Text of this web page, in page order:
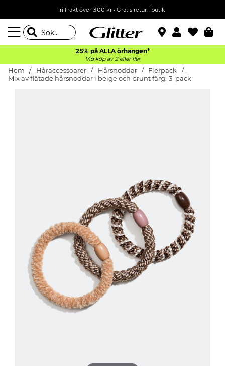
Fri frakt över 300 kr• Gratis retur i butik
25% på ALLA örhängen*
Vid köp av 2 eller fler
Hem Håraccessoarer Hårsnoddar
Flerpack
Mix av flätade hårsnoddar i beige och brunt färg, 3-pack